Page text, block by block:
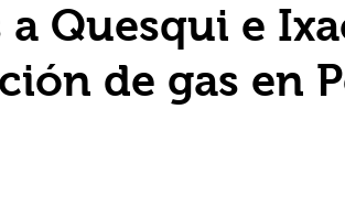
a Quesqui e
de gas en